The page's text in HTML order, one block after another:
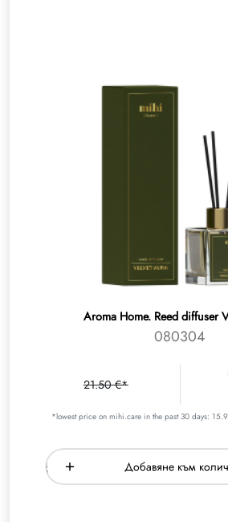
Aroma Home. Reed diffuser
080304
21.50 €*
*lowest price on mihi.care in the past 30 days:
Добавяне към